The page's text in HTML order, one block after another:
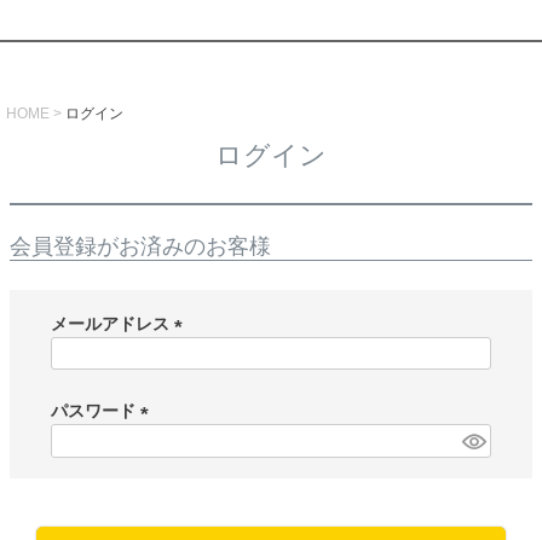
HOME ログイン
ログイン
会員登録がお済みのお客様
メールアドレス
)
パスワード